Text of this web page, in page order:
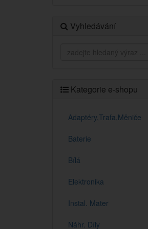
Vyhledávání
Kategorie e-shopu
Adaptéry,Trafa,Měniče
Baterie
Bílá
Elektronika
Instal. Mater
Náhr. Díly